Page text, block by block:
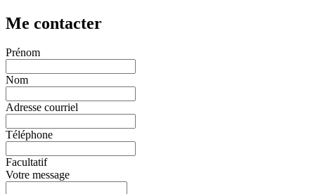
Me contacter
Prénom
Nom
Adresse courriel
Téléphone
Facultatif
Votre message